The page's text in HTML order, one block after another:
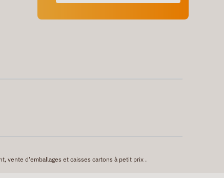
vente d'emballages et caisses cartons à petit prix .